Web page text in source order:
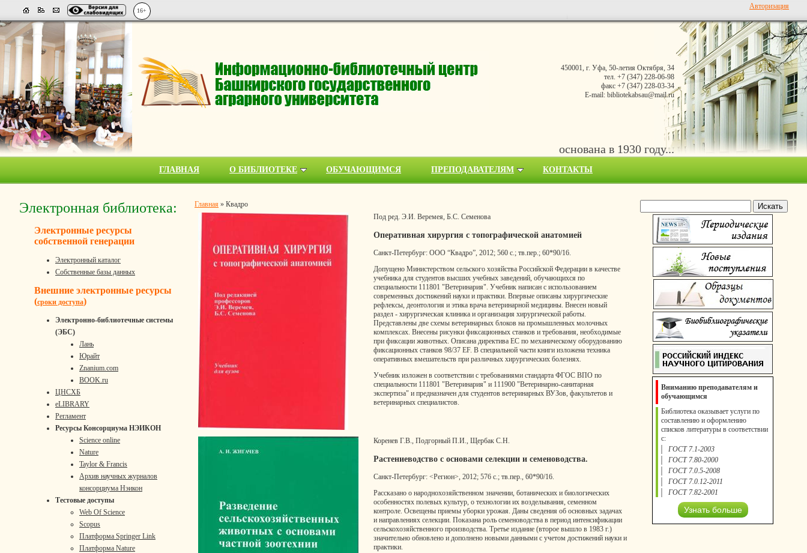
16+
Авторизация
450001, г. Уфа, 50-летия Октября, 34
тел. +7 (347) 228-06-98
факс +7 (347) 228-03-34
E-mail: bibliotekabsau@mail.ru
основана в 1930 году...
ГЛАВНАЯ О БИБЛИОТЕКЕ ОБУЧАЮЩИМСЯ ПРЕПОДАВАТЕЛЯМ КОНТАКТЫ
Электронная библиотека:
Электронные ресурсы
собственной генерации
Электронный каталог
Собственные базы данных
Внешние электронные ресурсы
(сроки доступа)
Электронно-библиотечные системы
(ЭБС)
Лань
Юрайт
Znanium.com
BOOK.ru
ЦНСХБ
eLIBRARY
Регламент
Ресурсы Консорциума НЭИКОН
Science online
Nature
Taylor & Francis
Архив научных журналов
консорциума Нэикон
Тестовые доступы
Web Of Science
Scopus
Платформа Springer Link
Платформа Nature
Главная » Квадро
Под ред. Э.И. Веремея, Б.С. Семенова
Оперативная хирургия с топографической анатомией
Санкт-Петербург: ООО “Квадро”, 2012; 560 с.; тв.пер.; 60*90/16.
Допущено Министерством сельского хозяйства Российской Федерации в качестве
учебника для студентов высших учебных заведений, обучающихся по
специальности 111801 "Ветеринария". Учебник написан с использованием
современных достижений науки и практики. Впервые описаны хирургические
рефлексы, деонтология и этика врача ветеринарной медицины. Внесен новый
раздел - хирургическая клиника и организация хирургической работы.
Представлены две схемы ветеринарных блоков на промышленных молочных
комплексах. Внесены рисунки фиксационных станков и требования, необходимые
при фиксации животных. Описана директива ЕС по механическому оборудованию
фиксационных станков 98/37 ЕF. В специальной части книги изложена техника
оперативных вмешательств при различных хирургических болезнях.
Учебник изложен в соответствии с требованиями стандарта ФГОС ВПО по
специальности 111801 "Ветеринария" и 111900 "Ветеринарно-санитарная
экспертиза" и предназначен для студентов ветеринарных ВУЗов, факультетов и
ветеринарных специалистов.
Коренев Г.В., Подгорный П.И., Щербак С.Н.
Растениеводство с основами селекции и семеноводства.
Санкт-Петербург: <Регион>, 2012; 576 с.; тв.пер., 60*90/16.
Рассказано о народнохозяйственном значении, ботанических и биологических
особенностях полевых культур, о технологии их возделывания, семенном
контроле. Освещены приемы уборки урожая. Даны сведения об основных задачах
и направлениях селекции. Показана роль семеноводства в период интенсификации
сельскохозяйственного производства. Третье издание (второе вышло в 1983 г.)
значительно обновлено и дополнено новыми данными с учетом достижений науки и
практики.
Вниманию преподавателям и
обучающимся
Библиотека оказывает услуги по
составлению и оформлению
списков литературы в соответствии
с:
ГОСТ 7.1-2003
ГОСТ 7.80-2000
ГОСТ 7.0.5-2008
ГОСТ 7.0.12-2011
ГОСТ 7.82-2001
Узнать больше